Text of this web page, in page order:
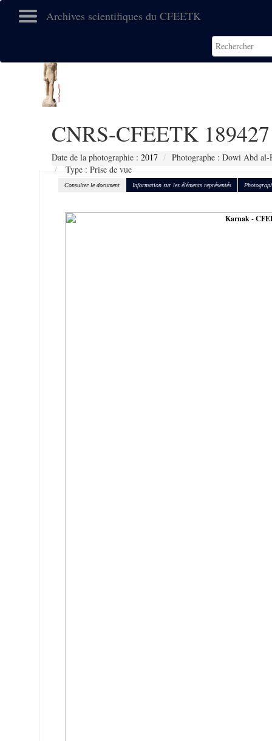
Archives scientifiques du CFEETK
CNRS-CFEETK 189427
Date de la photographie : 2017
Photographe : Dowi Abd
Type : Prise de vue
Consulter le document Information sur les éléments représentés